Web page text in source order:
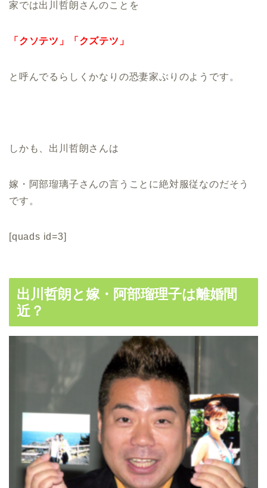
家では出川哲朗さんのことを
「クソテツ」「クズテツ」
と呼んでるらしくかなりの恐妻家ぶりのようです。
しかも、出川哲朗さんは
嫁・阿部瑠璃子さんの言うことに絶対服従なのだそう
です。
[quads id=3]
出川哲朗と嫁・阿部瑠理子は離婚間
近？